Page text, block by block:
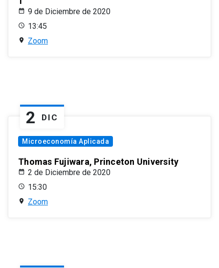
9 de Diciembre de 2020
13:45
Zoom
2 DIC
Microeconomía Aplicada
Thomas Fujiwara, Princeton University
2 de Diciembre de 2020
15:30
Zoom